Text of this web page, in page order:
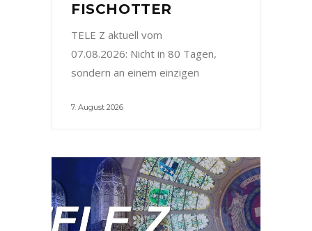
FISCHOTTER
TELE Z aktuell vom
07.08.2026: Nicht in 80 Tagen,
sondern an einem einzigen
7. August 2026